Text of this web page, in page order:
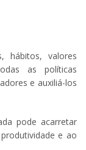
hábitos, valores
as políticas
e auxiliá-los
pode acarretar
e ao